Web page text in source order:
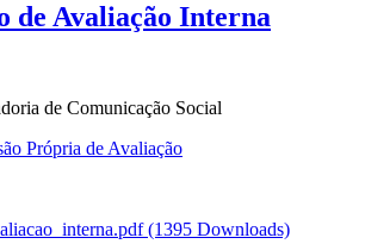
de Avaliação Interna
de Comunicação Social
Própria de Avaliação
(1395 Downloads)